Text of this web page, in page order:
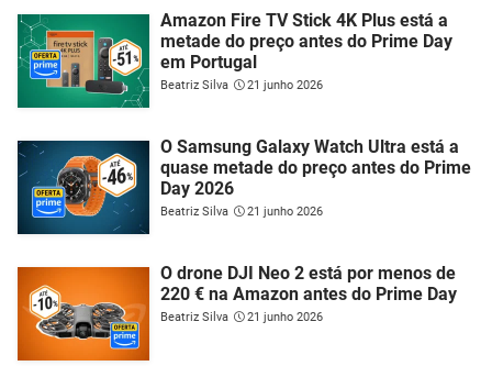
Amazon Fire TV Stick 4K Plus está a
metade do preço antes do Prime Day
em Portugal
Beatriz Silva 21 junho 2026
O Samsung Galaxy Watch Ultra está a
quase metade do preço antes do Prime
Day 2026
Beatriz Silva 21 junho 2026
O drone DJI Neo 2 está por menos de
220 € na Amazon antes do Prime Day
Beatriz Silva 21 junho 2026